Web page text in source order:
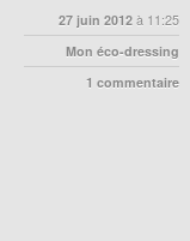
27 juin 2012 à 11:25
Mon éco-dressing
1 commentaire